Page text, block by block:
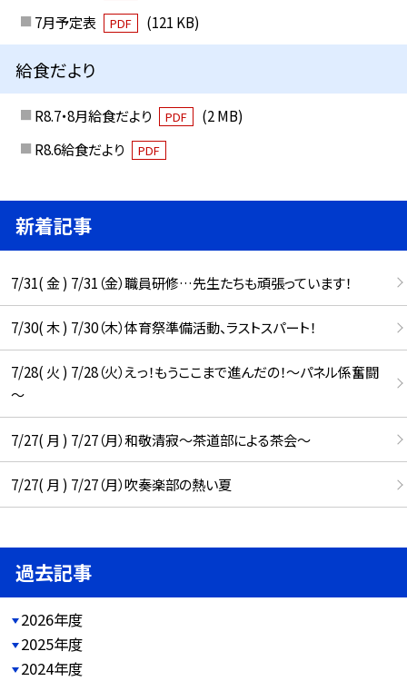
7月予定表
PDF (121 KB)
給食だより
R8.7・8月給食だより PDF
(2 MB)
R8.6給食だより
PDF
新着記事
7/31( 金 ) 7/31（金）職員研修…先生たちも頑張っています！
7/30( 木 ) 7/30（木）体育祭準備活動、ラストスパート！
7/28( 火 ) 7/28（火）えっ！もうここまで進んだの！～パネル係奮闘
～
7/27( 月 ) 7/27（月）和敬清寂～茶道部による茶会～
7/27( 月 ) 7/27（月）吹奏楽部の熱い夏
過去記事
2026年度
2025年度
2024年度